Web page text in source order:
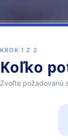
KROK 1 Z 2
Koľko
Zvoľte požadovanú